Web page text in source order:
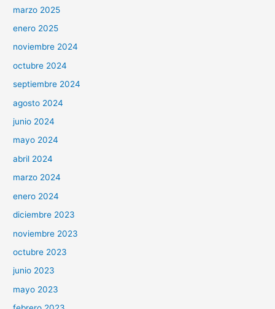
marzo 2025
enero 2025
noviembre 2024
octubre 2024
septiembre 2024
agosto 2024
junio 2024
mayo 2024
abril 2024
marzo 2024
enero 2024
diciembre 2023
noviembre 2023
octubre 2023
junio 2023
mayo 2023